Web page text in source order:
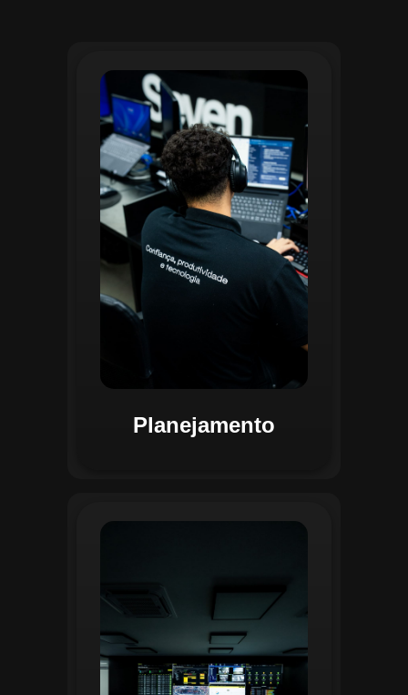
Planejamento
O planejamento dentro do CGI é
realizado por uma equipe
especializada que utiliza
ferramentas avançadas para
estruturar ordens de serviço, fluxos
de trabalho e parametrizações
operacionais. Essa etapa envolve a
análise detalhada de criticidade por
atividade, permitindo alocar
recursos de forma eficiente e
garantir que todas as ações estejam
alinhadas aos objetivos
estratégicos.
planejadas. Utilizando um videowall
central e sistemas de convergência
informações operacionais,
identificando gargalos, não
conformidades e oportunidades de
melhoria.